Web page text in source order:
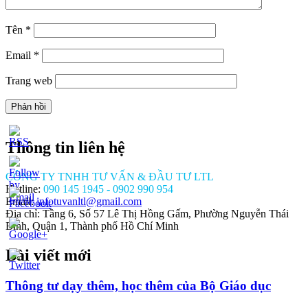
Tên *
Email *
Trang web
mau-
Thông tin liên hệ
CÔNG TY TNHH TƯ VẤN & ĐẦU TƯ LTL
Hotline: 090 145 1945 - 0902 990 954
Email:infotuvanltl@gmail.com
Địa chỉ: Tầng 6, Số 57 Lê Thị Hồng Gấm, Phường Nguyễn Thái
Bình, Quận 1, Thành phố Hồ Chí Minh
Bài viết mới
Thông tư dạy thêm, học thêm của Bộ Giáo dục